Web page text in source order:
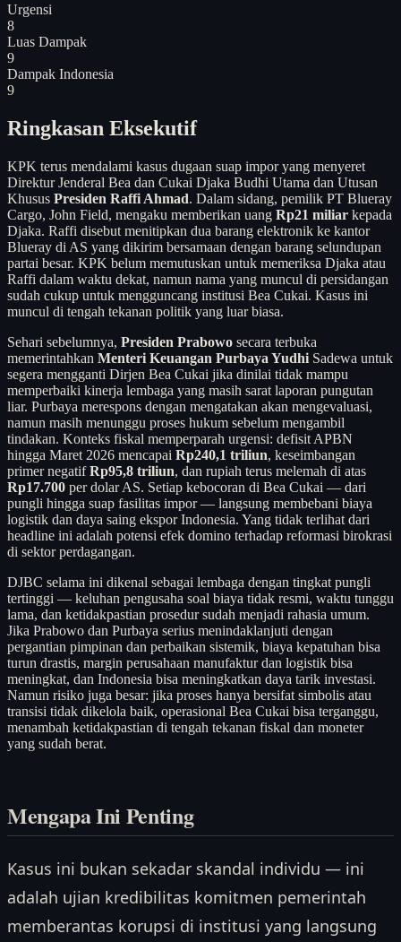
Urgensi
8
Luas Dampak
9
Dampak Indonesia
9
Ringkasan Eksekutif
KPK terus mendalami kasus dugaan suap impor yang menyeret
Direktur Jenderal Bea dan Cukai Djaka Budhi Utama dan Utusan
Khusus Presiden Raffi Ahmad. Dalam sidang, pemilik PT Blueray
Cargo, John Field, mengaku memberikan uang Rp21 miliar kepada
Djaka. Raffi disebut menitipkan dua barang elektronik ke kantor
Blueray di AS yang dikirim bersamaan dengan barang selundupan
partai besar. KPK belum memutuskan untuk memeriksa Djaka atau
Raffi dalam waktu dekat, namun nama yang muncul di persidangan
sudah cukup untuk mengguncang institusi Bea Cukai. Kasus ini
muncul di tengah tekanan politik yang luar biasa.
Sehari sebelumnya, Presiden Prabowo secara terbuka
memerintahkan Menteri Keuangan Purbaya Yudhi Sadewa untuk
segera mengganti Dirjen Bea Cukai jika dinilai tidak mampu
memperbaiki kinerja lembaga yang masih sarat laporan pungutan
liar. Purbaya merespons dengan mengatakan akan mengevaluasi,
namun masih menunggu proses hukum sebelum mengambil
tindakan. Konteks fiskal memperparah urgensi: defisit APBN
hingga Maret 2026 mencapai Rp240,1 triliun, keseimbangan
primer negatifRp95,8 triliun, dan rupiah terus melemah di atas
Rp17.700 per dolar AS. Setiap kebocoran di Bea Cukai — dari
pungli hingga suap fasilitas impor — langsung membebani biaya
logistik dan daya saing ekspor Indonesia. Yang tidak terlihat dari
headline ini adalah potensi efek domino terhadap reformasi birokrasi
di sektor perdagangan.
DJBC selama ini dikenal sebagai lembaga dengan tingkat pungli
tertinggi — keluhan pengusaha soal biaya tidak resmi, waktu tunggu
lama, dan ketidakpastian prosedur sudah menjadi rahasia umum.
Jika Prabowo dan Purbaya serius menindaklanjuti dengan
pergantian pimpinan dan perbaikan sistemik, biaya kepatuhan bisa
turun drastis, margin perusahaan manufaktur dan logistik bisa
meningkat, dan Indonesia bisa meningkatkan daya tarik investasi.
Namun risiko juga besar: jika proses hanya bersifat simbolis atau
transisi tidak dikelola baik, operasional Bea Cukai bisa terganggu,
menambah ketidakpastian di tengah tekanan fiskal dan moneter
yang sudah berat.
Mengapa Ini Penting
Kasus ini bukan sekadar skandal individu — ini
adalah ujian kredibilitas komitmen pemerintah
memberantas korupsi di institusi yang langsung